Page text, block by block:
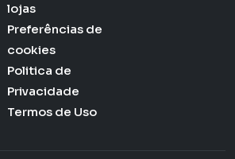
lojas
Preferências de
cookies
Politica de
Privacidade
Termos de Uso